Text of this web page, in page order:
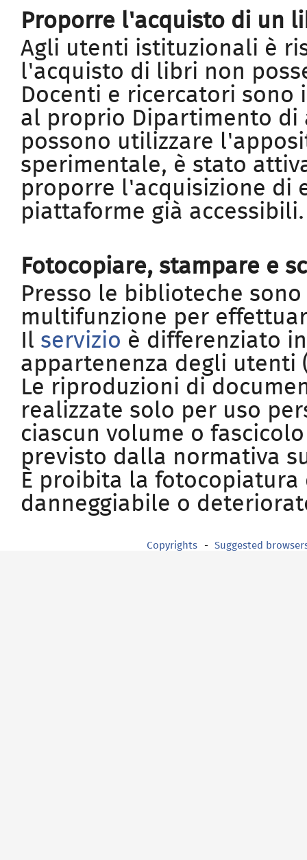
Proporre l'acquisto di un
Agli utenti istituzionali è
l'acquisto di libri non
Docenti e ricercatori
al proprio Dipartimento
possono utilizzare
sperimentale, è stato
proporre l'acquisizione di
piattaforme già accessibili.
Fotocopiare, stampare e
Presso le biblioteche
multifunzione per
Il servizio è differenziato
appartenenza degli utenti
Le riproduzioni di
realizzate solo per uso
ciascun volume o
previsto dalla normativa
È proibita la
danneggiabile o
Copyrights Suggested